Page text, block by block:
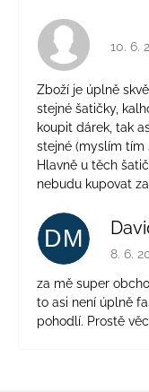
10. 6.
Zboží je úplně
stejné šatičky,
koupit dárek, tak
stejné (myslím tím
Hlavně u těch
nebudu kupovat
DM
8. 6.
za mě super
to asi není úplně
pohodlí. Prostě